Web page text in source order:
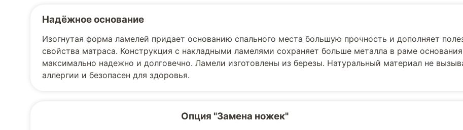
Надёжное основание
Изогнутая форма ламелей придает основанию спального места большую прочность и дополняет
свойства матраса. Конструкция с накладными ламелями сохраняет больше металла в раме
максимально надежно и долговечно. Ламели изготовлены из березы. Натуральный материал не
аллергии и безопасен для здоровья.
Опция "Замена ножек"